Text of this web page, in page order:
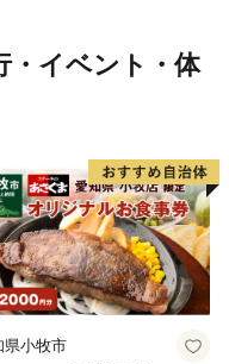
定されました。8月末
立し、神戸市、尼崎
地域ボランティアの
パワーアップ！市民
メラとビーコン受信
症高齢者の居場所を
・イベント・体
県小牧市